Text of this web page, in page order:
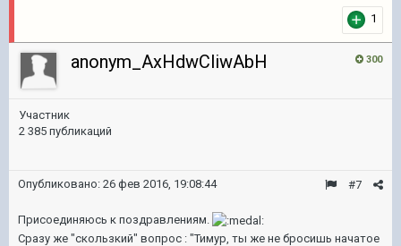
1
300
anonym_AxHdwCliwAbH
Участник
2 385 публикаций
#7
Опубликовано: 26 фев 2016, 19:08:44
Присоединяюсь к поздравлениям.
Сразу же "скользкий" вопрос : "Тимур, ты же не бросишь начатое